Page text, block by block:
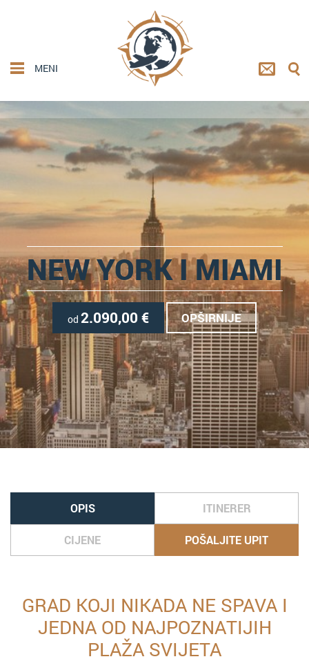
MENI
NEW YORK I MIAMI
od 2.090,00 € OPŠIRNIJE
OPIS ITINERER
CIJENE POŠALJITE UPIT
GRAD KOJI NIKADA NE SPAVA I
JEDNA OD NAJPOZNATIJIH
PLAŽA SVIJETA